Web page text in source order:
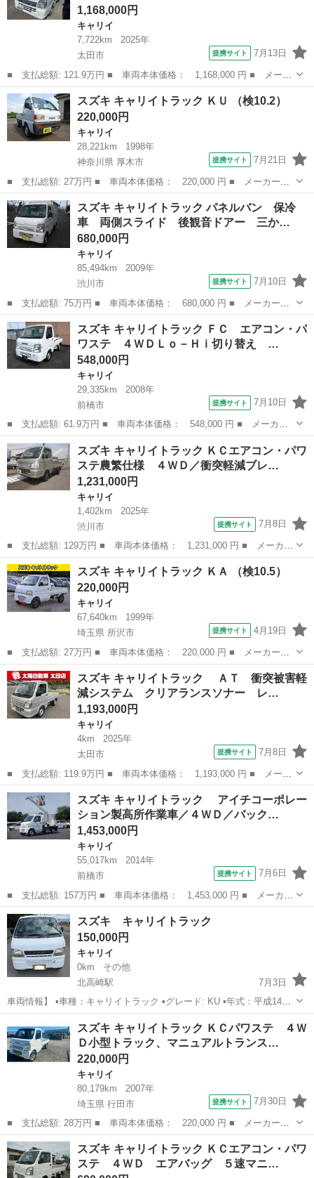
1,168,000円
キャリイ
7,722km
2025年
太田市
提携サイト 7月13日
■ 支払総額: 121.9万円 ■ 車両本体価格： 1,168,000 円 ■ メーカ
ー名： スズキ ■ 車種名： キャリイトラック ■ グレード名：
ＫＣエアコン・パワステ ７型 ４ＷＤ スズキサマーフェス ■ 排
気量：...
群馬 太田市 キャリイ
スズキ キャリイトラック ＫＵ （検10.2）
220,000円
キャリイ
28,221km
1998年
神奈川県 厚木市
提携サイト 7月21日
■ 支払総額: 27万円 ■ 車両本体価格： 220,000 円 ■ メーカー
名： スズキ ■ 車種名： キャリイトラック ■ グレード名： Ｋ
Ｕ ■ 排気量： 660cc ■ ドア枚数： 2D ■ ミッション： MT4
速...
神奈川 厚木市 キャリイ
スズキ キャリイトラック パネルバン 保冷
車 両側スライド 後観音ドアー 三か…
680,000円
キャリイ
85,494km
2009年
渋川市
提携サイト 7月10日
■ 支払総額: 75万円 ■ 車両本体価格： 680,000 円 ■ メーカー
名： スズキ ■ 車種名： キャリイトラック ■ グレード名： パ
ネルバン 保冷車 両側スライド 後観音ドアー 三か所鍵付き ■
排気量： 66...
群馬 渋川市 キャリイ
スズキ キャリイトラック ＦＣ エアコン・パ
ワステ ４ＷＤＬｏ－Ｈｉ切り替え …
548,000円
キャリイ
29,335km
2008年
前橋市
提携サイト 7月10日
■ 支払総額: 61.9万円 ■ 車両本体価格： 548,000 円 ■ メーカー
名： スズキ ■ 車種名： キャリイトラック ■ グレード名： Ｆ
Ｃ エアコン・パワステ ４ＷＤＬｏ－Ｈｉ切り替え ５速フロア
三方開 エア...
群馬 前橋市 キャリイ
スズキ キャリイトラック ＫＣエアコン・パワ
ステ農繁仕様 ４ＷＤ／衝突軽減ブレ…
1,231,000円
キャリイ
1,402km
2025年
渋川市
提携サイト 7月8日
■ 支払総額: 129万円 ■ 車両本体価格： 1,231,000 円 ■ メーカー
名： スズキ ■ 車種名： キャリイトラック ■ グレード名： Ｋ
Ｃエアコン・パワステ農繁仕様 ４ＷＤ／衝突軽減ブレーキ／横滑り
防止／アイ...
群馬 渋川市 キャリイ
スズキ キャリイトラック ＫＡ （検10.5）
220,000円
キャリイ
67,640km
1999年
埼玉県 所沢市
提携サイト 4月19日
■ 支払総額: 27万円 ■ 車両本体価格： 220,000 円 ■ メーカー
名： スズキ ■ 車種名： キャリイトラック ■ グレード名： Ｋ
Ａ ■ 排気量： 660cc ■ ドア枚数： 2D ■ ミッション： MT5
速...
埼玉 所沢市 キャリイ
スズキ キャリイトラック ＡＴ 衝突被害軽
減システム クリアランスソナー レ…
1,193,000円
キャリイ
4km
2025年
太田市
提携サイト 7月8日
■ 支払総額: 119.9万円 ■ 車両本体価格： 1,193,000 円 ■ メーカ
ー名： スズキ ■ 車種名： キャリイトラック ■ グレード
名： ＡＴ 衝突被害軽減システム クリアランスソナー レーン
アシスト オー...
群馬 太田市 キャリイ
スズキ キャリイトラック アイチコーポレー
ション製高所作業車／４ＷＤ／バック…
1,453,000円
キャリイ
55,017km
2014年
前橋市
提携サイト 7月6日
■ 支払総額: 157万円 ■ 車両本体価格： 1,453,000 円 ■ メーカー
名： スズキ ■ 車種名： キャリイトラック ■ グレード名：
アイチコーポレーション製高所作業車／４ＷＤ／バックカメラ ■ 排
気量： ...
群馬 前橋市 キャリイ
スズキ キャリイトラック
150,000円
キャリイ
0km
その他
北高崎駅
7月3日
車両情報】 ▪車種：キャリイトラック ▪️グレード: KU ▪年式：平成14年
▪ 車検：令和10年4月 ▪走行距離: 156900万km ▪️ナビ, テレビ
北高崎駅 キャリイ キャリイトラック
スズキ キャリイトラック ＫＣパワステ ４Ｗ
Ｄ小型トラック、マニュアルトランス…
220,000円
キャリイ
80,179km
2007年
埼玉県 行田市
提携サイト 7月30日
■ 支払総額: 28万円 ■ 車両本体価格： 220,000 円 ■ メーカー
名： スズキ ■ 車種名： キャリイトラック ■ グレード名： Ｋ
Ｃパワステ ４ＷＤ小型トラック、マニュアルトランスミッション、
アルミホイール、...
埼玉 行田市 キャリイ
スズキ キャリイトラック ＫＣエアコン・パワ
ステ ４ＷＤ エアバッグ ５速マニ…